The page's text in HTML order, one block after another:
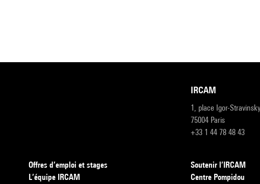
IRCAM
1, place Igor-Stravinsky
75004 Paris
+33 1 44 78 48 43
Offres d’emploi et stages
L’équipe IRCAM
Soutenir l’IRCAM
Centre Pompidou